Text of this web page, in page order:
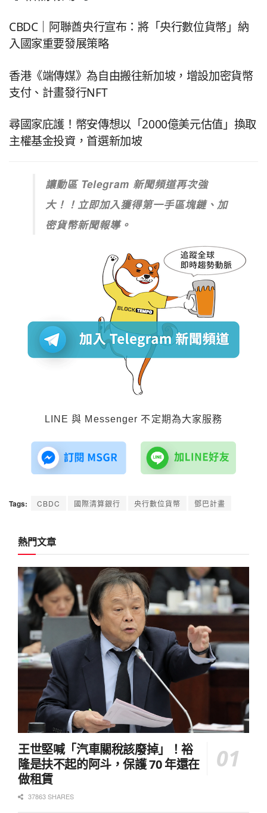
CBDC｜阿聯酋央行宣布：將「央行數位貨幣」納
入國家重要發展策略
香港《端傳媒》為自由搬往新加坡，增設加密貨幣
支付、計畫發行NFT
尋國家庇護！幣安傳想以「2000億美元估值」換取
主權基金投資，首選新加坡
讓動區 Telegram 新聞頻道再次強
大！！立即加入獲得第一手區塊鏈、加
密貨幣新聞報導。
LINE 與 Messenger 不定期為大家服務
Tags: CBDC 國際清算銀行 央行數位貨幣 鄧巴計畫
熱門文章
王世堅喊「汽車關稅該廢掉」！裕
隆是扶不起的阿斗，保護 70 年還在
做租賃
37863 SHARES